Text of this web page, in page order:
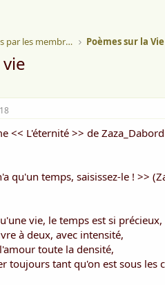
Forum de poésie: Poèmes publiés par les membres Poèmes sur la Vie
<< L'éternité >> de Zaza_Dabord
qu'un temps, saisissez-le ! >>
vie, le temps est si précieux,
à deux, avec intensité,
toute la densité,
toujours tant qu'on est sous les